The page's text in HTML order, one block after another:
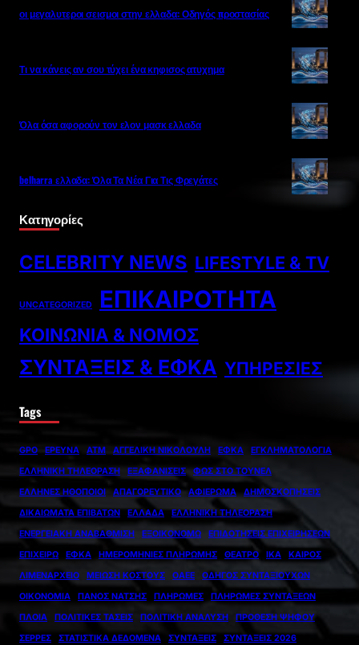
οι μεγαλυτεροι σεισμοι στην ελλαδα: Οδηγός προστασίας
Τι να κάνεις αν σου τύχει ένα κηφισος ατυχημα
Όλα όσα αφορούν τον ελον μασκ ελλαδα
belharra ελλαδα: Όλα Τα Νέα Για Τις Φρεγάτες
Κατηγορίες
CELEBRITY NEWS LIFESTYLE & TV
UNCATEGORIZED ΕΠΙΚΑΙΡΌΤΗΤΑ
ΚΟΙΝΩΝΊΑ & ΝΌΜΟΣ
ΣΥΝΤΆΞΕΙΣ & ΕΦΚΑ ΥΠΗΡΕΣΊΕΣ
Tags
GPO ΈΡΕΥΝΑ ΑΤΜ ΑΓΓΕΛΙΚΉ ΝΙΚΟΛΟΎΛΗ ΕΦΚΑ
ΕΓΚΛΗΜΑΤΟΛΟΓΊΑ
ΕΛΛΗΝΙΚΉ ΤΗΛΕΌΡΑΣΗ
ΕΞΑΦΑΝΊΣΕΙΣ
ΦΩΣ ΣΤΟ ΤΟΎΝΕΛ
ΈΛΛΗΝΕΣ ΗΘΟΠΟΙΟΊ
ΑΠΑΓΟΡΕΥΤΙΚΌ ΑΦΙΈΡΩΜΑ
ΔΗΜΟΣΚΟΠΉΣΕΙΣ
ΔΙΚΑΙΏΜΑΤΑ ΕΠΙΒΑΤΏΝ
ΕΛΛΆΔΑ
ΕΛΛΗΝΙΚΉ ΤΗΛΕΌΡΑΣΗ
ΕΝΕΡΓΕΙΑΚΉ ΑΝΑΒΆΘΜΙΣΗ
ΕΞΟΙΚΟΝΟΜΩ
ΕΠΙΔΟΤΉΣΕΙΣ ΕΠΙΧΕΙΡΉΣΕΩΝ
ΕΠΙΧΕΙΡΏ
ΕΦΚΑ ΗΜΕΡΟΜΗΝΊΕΣ ΠΛΗΡΩΜΉΣ ΘΈΑΤΡΟ ΙΚΑ
ΚΑΙΡΌΣ
ΛΙΜΕΝΑΡΧΕΊΟ
ΜΕΊΩΣΗ ΚΌΣΤΟΥΣ ΟΑΕΕ
ΟΔΗΓΌΣ ΣΥΝΤΑΞΙΟΎΧΩΝ
ΟΙΚΟΝΟΜΊΑ
ΠΆΝΟΣ ΝΆΤΣΗΣ ΠΛΗΡΩΜΈΣ
ΠΛΗΡΩΜΈΣ ΣΥΝΤΆΞΕΩΝ
ΠΛΟΊΑ
ΠΟΛΙΤΙΚΈΣ ΤΆΣΕΙΣ ΠΟΛΙΤΙΚΉ ΑΝΆΛΥΣΗ
ΠΡΌΘΕΣΗ ΨΉΦΟΥ
ΣΈΡΡΕΣ
ΣΤΑΤΙΣΤΙΚΆ ΔΕΔΟΜΈΝΑ ΣΥΝΤΆΞΕΙΣ ΣΥΝΤΆΞΕΙΣ 2026